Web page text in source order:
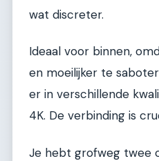
wat discreter.
Ideaal voor binnen,
en moeilijker te
er in verschillende
4K. De verbinding is
Je hebt grofweg twee